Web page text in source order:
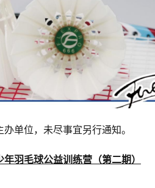
单位，未尽事宜另行通知。
年羽毛球公益训练营（第二期）